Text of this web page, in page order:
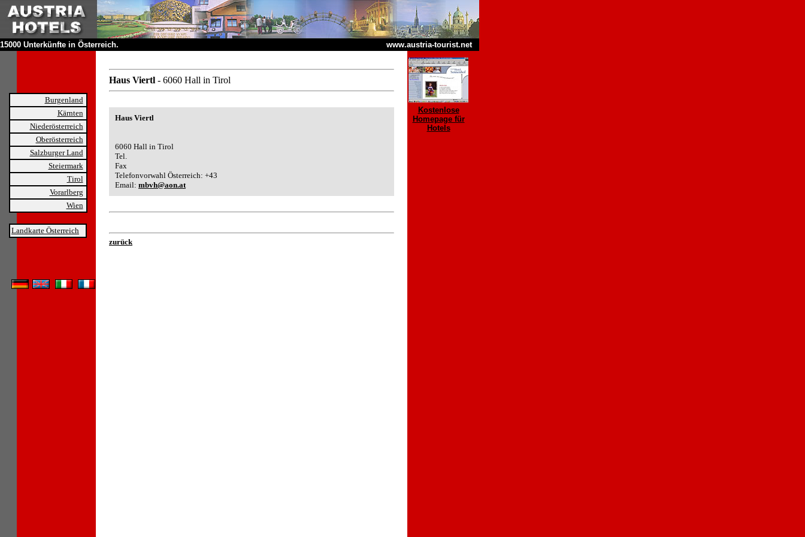
15000 Unterkünfte in Österreich. www.austria-tourist.net
Burgenland
Kärnten
Niederösterreich
Oberösterreich
Salzburger Land
Steiermark
Tirol
Vorarlberg
Wien
Landkarte Österreich
Haus Viertl - 6060 Hall in Tirol
Haus Viertl
6060 Hall in Tirol
Tel.
Fax
Telefonvorwahl Österreich: +43
Email: mbvh@aon.at
zurück
Kostenlose
Homepage für
Hotels